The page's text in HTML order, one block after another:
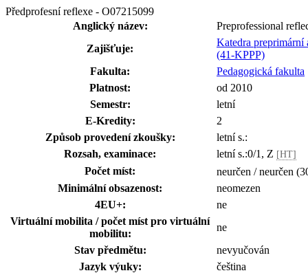
Předprofesní reflexe - O07215099
Anglický název:
Preprofessional
Zajišťuje:
Katedra preprimární
(41-KPPP)
Fakulta:
Pedagogická fakulta
Platnost:
od 2010
Semestr:
letní
E-Kredity:
2
Způsob provedení zkoušky:
letní s.:
Rozsah, examinace:
letní s.:0/1, Z [HT]
Počet míst:
neurčen / neurčen
Minimální obsazenost:
neomezen
4EU+:
ne
Virtuální mobilita / počet míst pro virtuální
mobilitu:
ne
Stav předmětu:
nevyučován
Jazyk výuky:
čeština